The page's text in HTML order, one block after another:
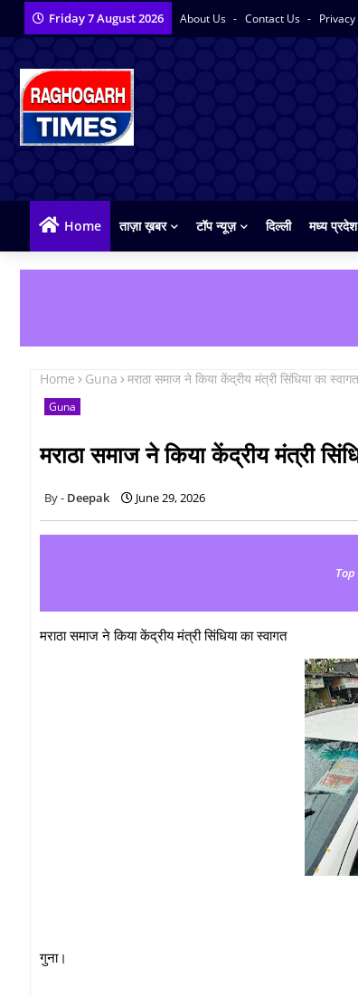
Friday 7 August 2026 About Us Contact Us
Home ताज़ा ख़बर टॉप न्यूज़ दिल्ली मध्य प्रदेश
Home Guna मराठा समाज ने किया केंद्रीय मंत्री सिंधिया का स्वागत
Guna
मराठा समाज ने किया केंद्रीय मंत्री
Deepak June 29, 2026
मराठा समाज ने किया केंद्रीय मंत्री सिंधिया का स्वागत
गुना।